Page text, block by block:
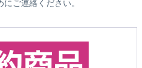
ご連絡ください。